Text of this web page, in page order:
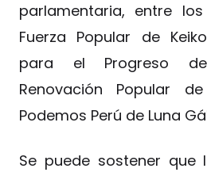
parlamentaria, entre
Fuerza Popular de
para el Progreso
Renovación Popular
Podemos Perú de Luna
Se puede sostener que